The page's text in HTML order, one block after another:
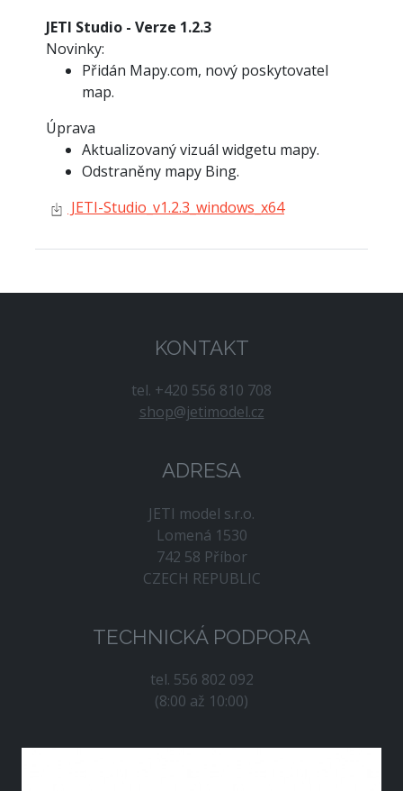
JETI Studio - Verze 1.2.3
Novinky:
Přidán Mapy.com, nový poskytovatel
map.
Úprava
Aktualizovaný vizuál widgetu mapy.
Odstraněny mapy Bing.
JETI-Studio_v1.2.3_windows_x64
KONTAKT
tel. +420 556 810 708
shop@jetimodel.cz
ADRESA
JETI model s.r.o.
Lomená 1530
742 58 Příbor
CZECH REPUBLIC
TECHNICKÁ PODPORA
tel. 556 802 092
(8:00 až 10:00)